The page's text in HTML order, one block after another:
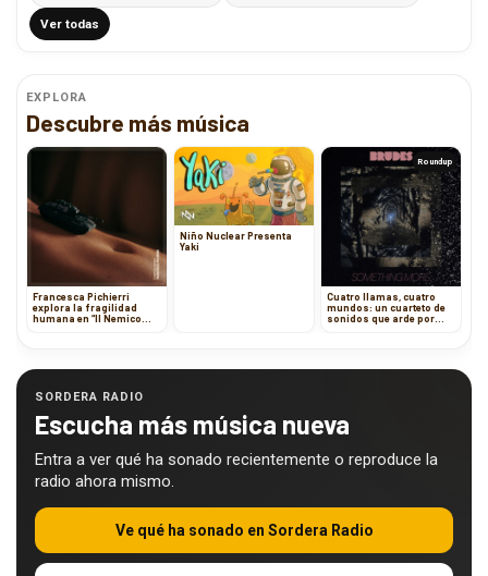
Ver todas
EXPLORA
Descubre más música
Francesca Pichierri
explora la fragilidad
humana en “Il Nemico
Niño Nuclear Presenta
Yaki
Roundup
Cuatro llamas, cuatro
mundos: un cuarteto de
sonidos que arde por
SORDERA RADIO
Escucha más música nueva
Entra a ver qué ha sonado recientemente o reproduce la
radio ahora mismo.
Ve qué ha sonado en Sordera Radio